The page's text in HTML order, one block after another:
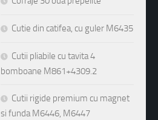
Cutie din catifea, cu guler M6435
Cutii pliabile cu tavita 4
bomboane M861+4309.2
Cutii rigide premium cu magnet
si funda M6446, M6447